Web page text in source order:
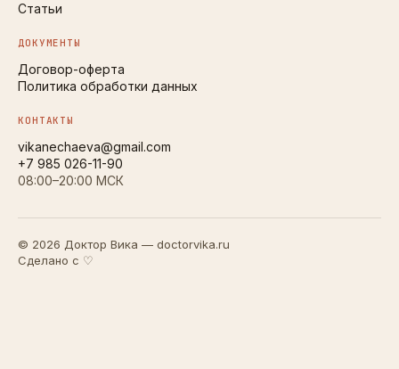
Статьи
ДОКУМЕНТЫ
Договор-оферта
Политика обработки данных
КОНТАКТЫ
vikanechaeva@gmail.com
+7 985 026-11-90
08:00–20:00 МСК
© 2026 Доктор Вика — doctorvika.ru
Сделано с ♡